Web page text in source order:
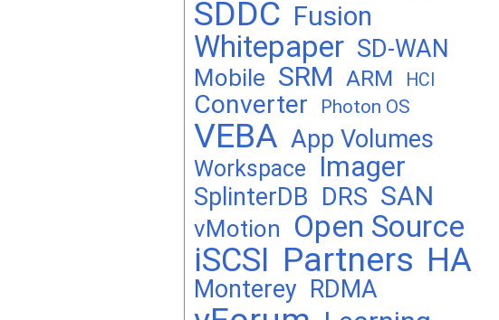
SDDC Fusion
Whitepaper SD-WAN
Mobile SRM ARM HCI
Converter Photon OS
VEBA App Volumes
Workspace Imager
SplinterDB DRS SAN
vMotion Open Source
iSCSI Partners HA
Monterey RDMA